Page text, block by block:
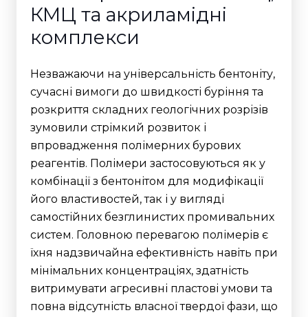
КМЦ та акриламідні
комплекси
Незважаючи на універсальність бентоніту,
сучасні вимоги до швидкості буріння та
розкриття складних геологічних розрізів
зумовили стрімкий розвиток і
впровадження полімерних бурових
реагентів. Полімери застосовуються як у
комбінації з бентонітом для модифікації
його властивостей, так і у вигляді
самостійних безглинистих промивальних
систем. Головною перевагою полімерів є
їхня надзвичайна ефективність навіть при
мінімальних концентраціях, здатність
витримувати агресивні пластові умови та
повна відсутність власної твердої фази, що